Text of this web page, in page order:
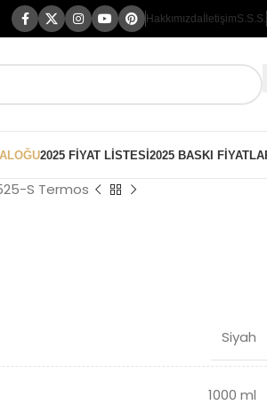
Hakkımızda İletişimS.S.S.
2025 FİYAT LİSTESİ2025 BASKI
S Termos
Siyah
1000 ml